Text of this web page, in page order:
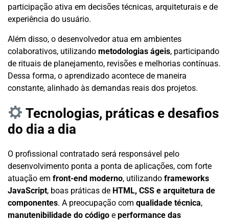
participação ativa em decisões técnicas, arquiteturais e de
experiência do usuário.
Além disso, o desenvolvedor atua em ambientes
colaborativos, utilizando metodologias ágeis, participando
de rituais de planejamento, revisões e melhorias contínuas.
Dessa forma, o aprendizado acontece de maneira
constante, alinhado às demandas reais dos projetos.
Tecnologias, práticas e desafios
do dia a dia
O profissional contratado será responsável pelo
desenvolvimento ponta a ponta de aplicações, com forte
atuação em front-end moderno, utilizando frameworks
JavaScript, boas práticas de HTML, CSS e arquitetura de
componentes. A preocupação com qualidade técnica,
manutenibilidade do código e performance das